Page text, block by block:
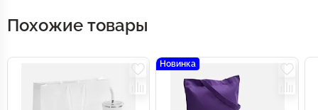
Похожие товары
Новинка